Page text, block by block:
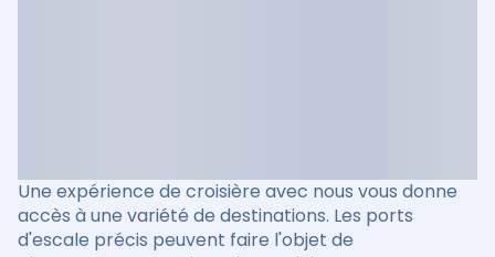
Une expérience de croisière avec nous vous donne
accès à une variété de destinations. Les ports
d'escale précis peuvent faire l'objet de